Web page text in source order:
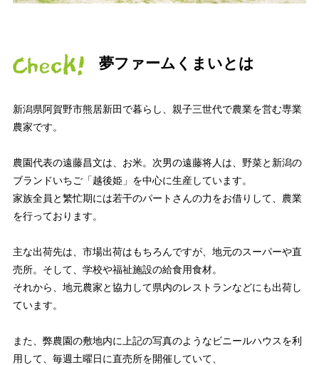
夢ファームくまいとは
新潟県阿賀野市熊居新田で暮らし、親子三世代で農業を営む専業
農家です。
農園代表の遠藤昌文は、お米。次男の遠藤将人は、野菜と新潟の
ブランドいちご「越後姫」を中心に生産しています。
家族全員と繁忙期には若干のパートさんの力をお借りして、農業
を行っております。
主な出荷先は、市場出荷はもちろんですが、地元のスーパーや直
売所。そして、学校や福祉施設の給食用食材。
それから、地元農家と協力して県内のレストランなどにも出荷し
ています。
また、弊農園の敷地内に上記の写真のようなビニールハウスを利
用して、毎週土曜日に直売所を開催していて、